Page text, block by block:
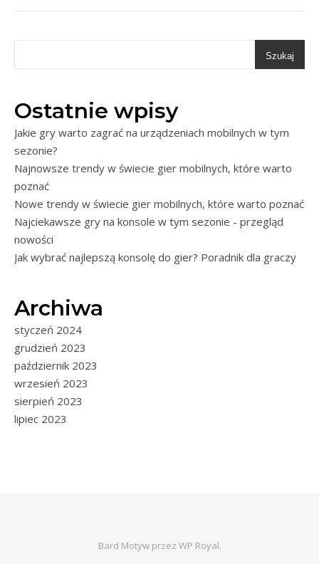
Szukaj
Ostatnie wpisy
Jakie gry warto zagrać na urządzeniach mobilnych w tym
sezonie?
Najnowsze trendy w świecie gier mobilnych, które warto
poznać
Nowe trendy w świecie gier mobilnych, które warto poznać
Najciekawsze gry na konsole w tym sezonie - przegląd
nowości
Jak wybrać najlepszą konsolę do gier? Poradnik dla graczy
Archiwa
styczeń 2024
grudzień 2023
październik 2023
wrzesień 2023
sierpień 2023
lipiec 2023
Bard Motyw przez WP Royal.